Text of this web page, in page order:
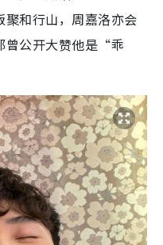
和行山，周嘉洛亦会
曾公开大赞他是“乖